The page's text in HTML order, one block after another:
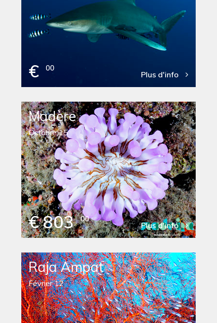
€ 00
Plus d'info
Madère
Octobre 15
€ 803 00
Plus d'info
Raja Ampat
Février 12